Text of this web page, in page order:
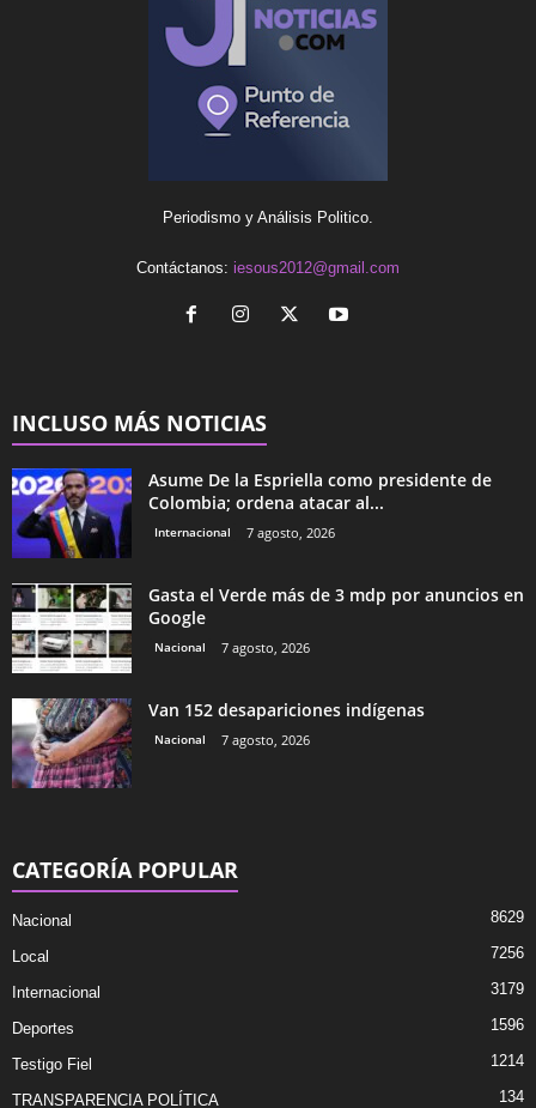
Periodismo y Análisis Politico.
Contáctanos: iesous2012@gmail.com
INCLUSO MÁS NOTICIAS
Asume De la Espriella como presidente de
Colombia; ordena atacar al...
Internacional 7 agosto, 2026
Gasta el Verde más de 3 mdp por anuncios en
Google
Nacional 7 agosto, 2026
Van 152 desapariciones indígenas
Nacional 7 agosto, 2026
CATEGORÍA POPULAR
Nacional 8629
Local 7256
Internacional 3179
Deportes 1596
Testigo Fiel 1214
TRANSPARENCIA POLÍTICA 134